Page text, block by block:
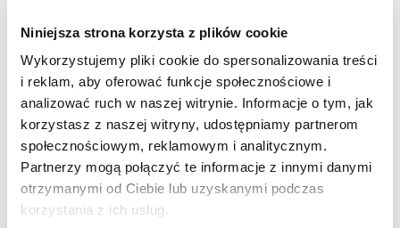
Niniejsza strona korzysta z plików cookie
Wykorzystujemy pliki cookie do spersonalizowania treści
i reklam, aby oferować funkcje społecznościowe i
analizować ruch w naszej witrynie. Informacje o tym, jak
korzystasz z naszej witryny, udostępniamy partnerom
społecznościowym, reklamowym i analitycznym.
Partnerzy mogą połączyć te informacje z innymi danymi
otrzymanymi od Ciebie lub uzyskanymi podczas
korzystania z ich usług.
24
78